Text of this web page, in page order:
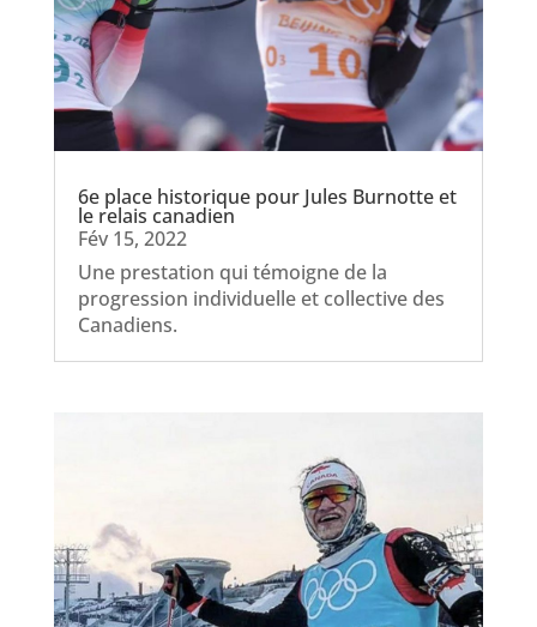
6e place historique pour Jules Burnotte et
le relais canadien
Fév 15, 2022
Une prestation qui témoigne de la
progression individuelle et collective des
Canadiens.